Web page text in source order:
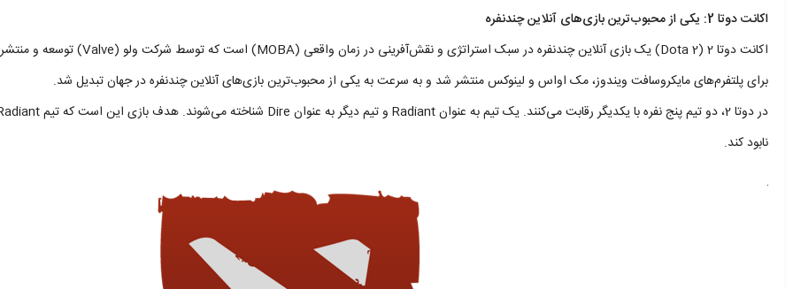
اکانت دوتا 2: یکی از محبوب‌ترین بازی‌های آنلاین چندنفره
برای پلتفرم‌های مایکروسافت ویندوز، مک اواس و لینوکس منتشر شد و به سرعت به یکی از محبوب‌ترین بازی‌های آنلاین چندنفره در جهان تبدیل شد.
نابود کند.